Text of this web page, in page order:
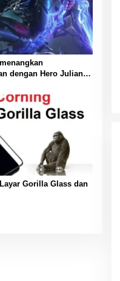
dengan Hero Julian di
Gorilla Glass dan